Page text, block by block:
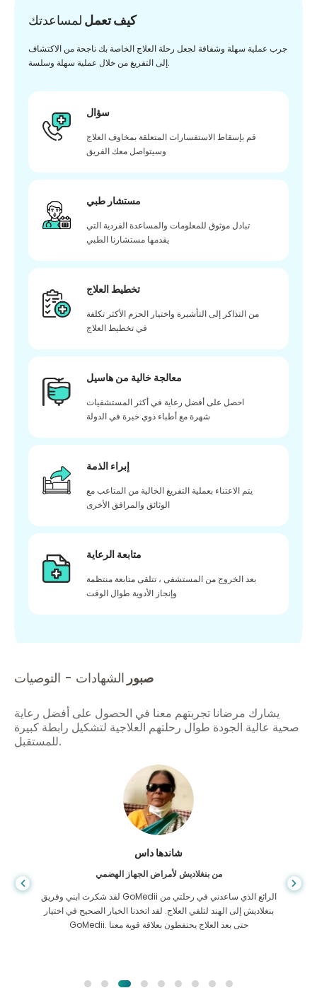
كيف تعمل لمساعدتك
جرب عملية سهلة وشفافة لجعل رحلة العلاج الخاصة بك ناجحة من الاكتشاف
إلى التفريغ من خلال عملية سهلة وسلسة.
سؤال
قم بإسقاط الاستفسارات المتعلقة بمخاوف العلاج
وسيتواصل معك الفريق
مستشار طبي
تبادل موثوق للمعلومات والمساعدة الفردية التي
يقدمها مستشارنا الطبي
تخطيط العلاج
من التذاكر إلى التأشيرة واختيار الحزم الأكثر تكلفة
في تخطيط العلاج
معالجة خالية من هاسيل
احصل على أفضل رعاية في أكثر المستشفيات
شهرة مع أطباء ذوي خبرة في الدولة
إبراء الذمة
يتم الاعتناء بعملية التفريغ الخالية من المتاعب مع
الوثائق والمرافق الأخرى
متابعة الرعاية
بعد الخروج من المستشفى ، تتلقى متابعة منتظمة
وإنجاز الأدوية طوال الوقت
صبور الشهادات - التوصيات
يشارك مرضانا تجربتهم معنا في الحصول على أفضل رعاية
صحية عالية الجودة طوال رحلتهم العلاجية لتشكيل رابطة كبيرة
للمستقبل.
شاندها داس
من بنغلاديش لأمراض الجهاز الهضمي
لقد شكرت ابني وفريق GoMedii الرائع الذي ساعدني في رحلتي من
بنغلاديش إلى الهند لتلقي العلاج. لقد اتخذنا الخيار الصحيح في اختيار
GoMedii. حتى بعد العلاج يحتفظون بعلاقة قوية معنا